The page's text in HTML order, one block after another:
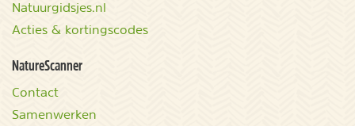
Natuurgidsjes.nl
Acties & kortingscodes
NatureScanner
Contact
Samenwerken